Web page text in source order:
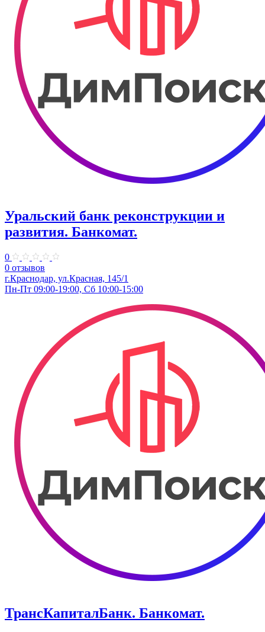
Уральский банк реконструкции и
развития. Банкомат.
0
0 отзывов
г.Краснодар, ул.Красная, 145/1
Пн-Пт 09:00-19:00, Сб 10:00-15:00
ТрансКапиталБанк. Банкомат.